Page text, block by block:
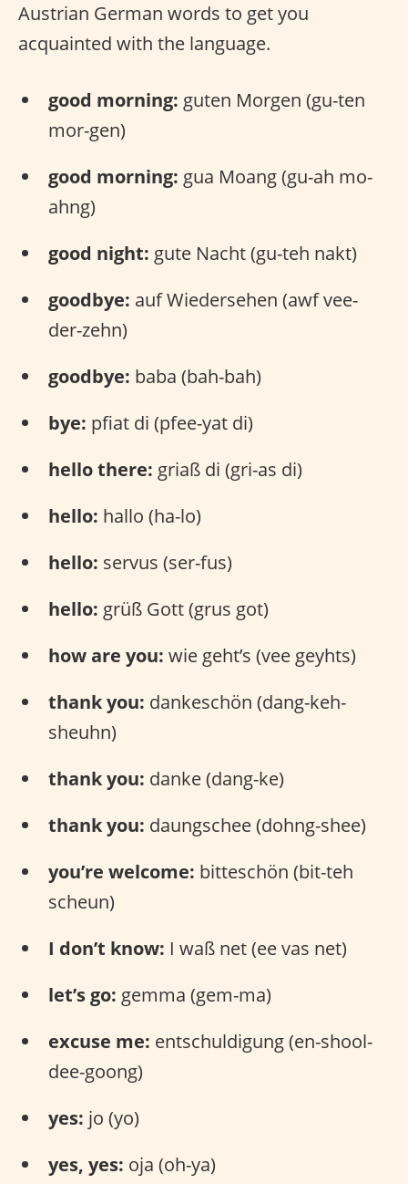
Austrian German words to get you
acquainted with the language.
good morning: guten Morgen (gu-ten
mor-gen)
good morning: gua Moang (gu-ah mo-
ahng)
good night: gute Nacht (gu-teh nakt)
goodbye: auf Wiedersehen (awf vee-
der-zehn)
goodbye: baba (bah-bah)
bye: pfiat di (pfee-yat di)
hello there: griaß di (gri-as di)
hello: hallo (ha-lo)
hello: servus (ser-fus)
hello: grüß Gott (grus got)
how are you: wie geht’s (vee geyhts)
thank you: dankeschön (dang-keh-
sheuhn)
thank you: danke (dang-ke)
thank you: daungschee (dohng-shee)
you’re welcome: bitteschön (bit-teh
scheun)
I don’t know: I waß net (ee vas net)
let’s go: gemma (gem-ma)
excuse me: entschuldigung (en-shool-
dee-goong)
yes: jo (yo)
yes, yes: oja (oh-ya)